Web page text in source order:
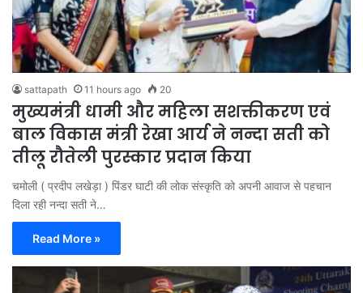
sattapath 11 hours ago 20
मुख्यमंत्री धामी और महिला सशक्तीकरण एवं
बाल विकास मंत्री रेखा आर्य ने नन्दा सती को
तीलू रौतेली पुरस्कार प्रदान किया
चमोली ( प्रदीप लखेड़ा ) पिंडर घाटी की लोक संस्कृति को अपनी आवाज से पहचान
दिला रही नन्दा सती ने…
Read More »